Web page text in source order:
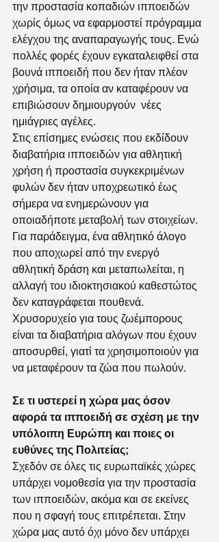
την προστασία κοπαδιών ιπποειδών
χωρίς όμως να εφαρμοστεί πρόγραμμα
ελέγχου της αναπαραγωγής τους. Ενώ
πολλές φορές έχουν εγκαταλειφθεί στα
βουνά ιπποειδή που δεν ήταν πλέον
χρήσιμα, τα οποία αν καταφέρουν να
επιβιώσουν δημιουργούν  νέες
ημιάγριες αγέλες.
Στις επίσημες ενώσεις που εκδίδουν
διαβατήρια ιπποειδών για αθλητική
χρήση ή προστασία συγκεκριμένων
φυλών δεν ήταν υποχρεωτικό έως
σήμερα να ενημερώνουν για
οποιαδήποτε μεταβολή των στοιχείων.
Για παράδειγμα, ένα αθλητικό άλογο
που αποχωρεί από την ενεργό
αθλητική δράση και μεταπωλείται, η
αλλαγή του ιδιοκτησιακού καθεστώτος
δεν καταγράφεται πουθενά.
Χρυσορυχείο για τους ζωέμπορους
είναι τα διαβατήρια αλόγων που έχουν
αποσυρθεί, γιατί τα χρησιμοποιούν για
να μεταφέρουν τα ζώα που πωλούν.
Σε τι υστερεί η χώρα μας όσον
αφορά τα ιπποειδή σε σχέση με την
υπόλοιπη Ευρώπη και ποιες οι
ευθύνες της Πολιτείας;
Σχεδόν σε όλες τις ευρωπαϊκές χώρες
υπάρχει νομοθεσία για την προστασία
των ιπποειδών, ακόμα και σε εκείνες
που η σφαγή τους επιτρέπεται. Στην
χώρα μας αυτό όχι μόνο δεν υπάρχει